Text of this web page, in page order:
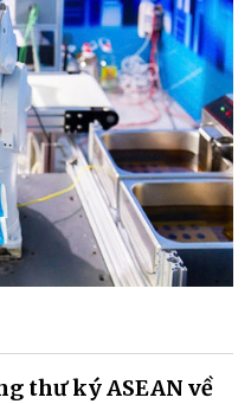
thư ký ASEAN về